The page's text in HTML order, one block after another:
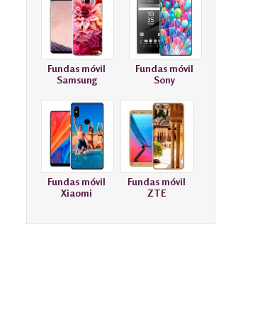
Fundas móvil
Samsung
Fundas móvil
Sony
Fundas móvil
Xiaomi
Fundas móvil
ZTE